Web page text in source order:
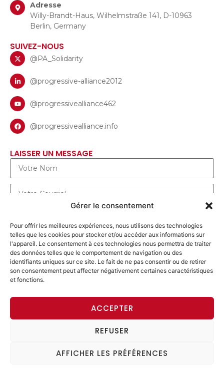
Gérer le consentement
Pour offrir les meilleures expériences, nous utilisons des technologies
telles que les cookies pour stocker et/ou accéder aux informations sur
l'appareil. Le consentement à ces technologies nous permettra de traiter
des données telles que le comportement de navigation ou des
identifiants uniques sur ce site. Le fait de ne pas consentir ou de retirer
son consentement peut affecter négativement certaines caractéristiques
et fonctions.
ACCEPTER
REFUSER
AFFICHER LES PRÉFÉRENCES
Adresse
Willy-Brandt-Haus, Wilhelmstraße 141, D-10963
Berlin, Germany
SUIVEZ-NOUS
@PA_Solidarity
@progressive-alliance2012
@progressivealliance462
@progressivealliance.info
LAISSER UN MESSAGE